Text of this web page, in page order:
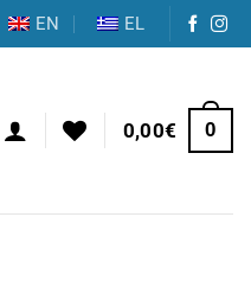
EN EL
0,00€ 0